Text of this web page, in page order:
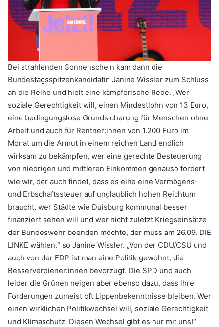
Bei strahlenden Sonnenschein kam dann die
Bundestagsspitzenkandidatin Janine Wissler zum Schluss
an die Reihe und hielt eine kämpferische Rede. „Wer
soziale Gerechtigkeit will, einen Mindestlohn von 13 Euro,
eine bedingungslose Grundsicherung für Menschen ohne
Arbeit und auch für Rentner:innen von 1.200 Euro im
Monat um die Armut in einem reichen Land endlich
wirksam zu bekämpfen, wer eine gerechte Besteuerung
von niedrigen und mittleren Einkommen genauso fordert
wie wir, der auch findet, dass es eine eine Vermögens-
und Erbschaftssteuer auf unglaublich hohen Reichtum
braucht, wer Städte wie Duisburg kommunal besser
finanziert sehen will und wer nicht zuletzt Kriegseinsätze
der Bundeswehr beenden möchte, der muss am 26.09. DIE
LINKE wählen.“ so Janine Wissler. „Von der CDU/CSU und
auch von der FDP ist man eine Politik gewohnt, die
Besserverdiener:innen bevorzugt. Die SPD und auch
leider die Grünen neigen aber ebenso dazu, dass ihre
Forderungen zumeist oft Lippenbekenntnisse bleiben. Wer
einen wirklichen Politikwechsel will, soziale Gerechtigkeit
und Klimaschutz: Diesen Wechsel gibt es nur mit uns!“